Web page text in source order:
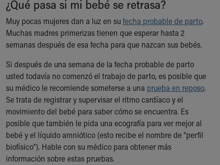
Ronald McDonald House Care Mobile
Health Centers
Symptom Checker
Financial Services
Family Supports
Sports Health Services Provider for Akron Zips
New Parents
Find a Pediatrics Location
Find a Pediatrician
MyChart
Make an Appointment
Breastfeeding Medicine
Child Passenger Safety
¿Qué pasa si mi bebé se retrasa?
Muy pocas mujeres dan a luz en sufecha probable de parto.
Muchas madres primerizas tienen que esperar hasta 2
semanas después de esa fecha para que nazcan sus bebés.
Si después de una semana de la fecha probable de parto
usted todavía no comenzó el trabajo de parto, es posible que
su médico le recomiende someterse a una prueba en reposo.
Se trata de registrar y supervisar el ritmo cardíaco y el
movimiento del bebé para saber cómo se encuentra. Es
posible que también le pida una ecografía para ver mejor al
bebé y el líquido amniótico (esto recibe el nombre de "perfil
biofísico"). Hable con su médico para obtener más
información sobre estas pruebas.